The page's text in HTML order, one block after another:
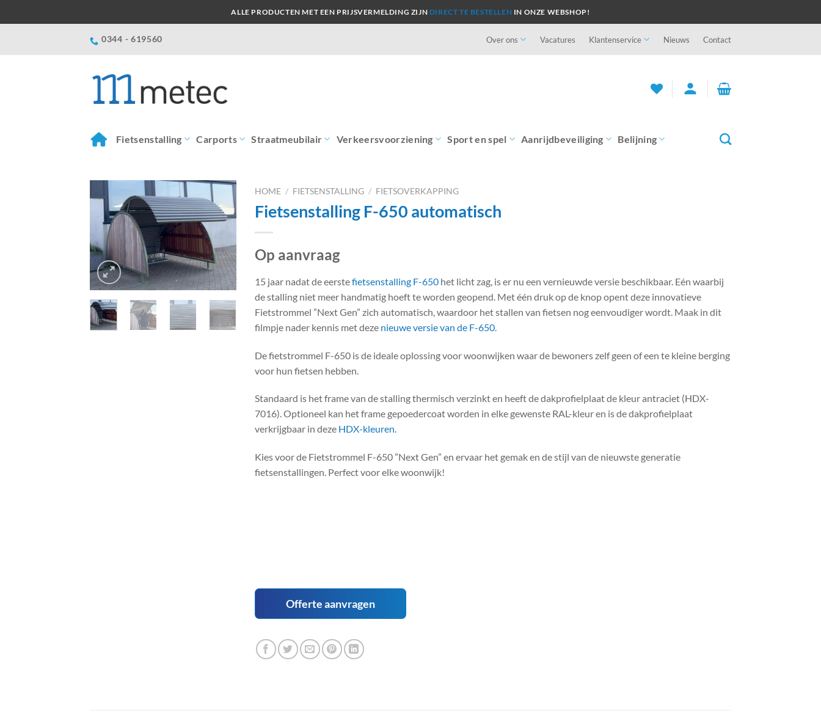
naar
ALLE PRODUCTEN MET EEN PRIJSVERMELDING ZIJN DIRECT TE BESTELLEN IN ONZE WEBSHOP!
0344 - 619560 Over ons Vacatures Klantenservice Nieuws Contact
person
Fietsenstalling Carports Straatmeubilair Verkeersvoorziening Sport en spel Aanrijdbeveiliging Belijning
HOME / FIETSENSTALLING / FIETSOVERKAPPING
Fietsenstalling F-650 automatisch
Op aanvraag
15 jaar nadat de eerstefietsenstalling F-650 het licht zag, is er nu een vernieuwde versie beschikbaar. Eén waarbij
de stalling niet meer handmatig hoeft te worden geopend. Met één druk op de knop opent deze innovatieve
Fietstrommel ”Next Gen” zich automatisch, waardoor het stallen van fietsen nog eenvoudiger wordt. Maak in dit
filmpje nader kennis met deze nieuwe versie van de F-650
De fietstrommel F-650 is de ideale oplossing voor woonwijken waar de bewoners zelf geen of een te kleine berging
voor hun fietsen hebben.
Standaard is het frame van de stalling thermisch verzinkt en heeft de dakprofielplaat de kleur antraciet (HDX-
7016). Optioneel kan het frame gepoedercoat worden in elke gewenste RAL-kleur en is de dakprofielplaat
verkrijgbaar in deze HDX-kleuren.
Kies voor de Fietstrommel F-650 ”Next Gen” en ervaar het gemak en de stijl van de nieuwste generatie
fietsenstallingen. Perfect voor elke woonwijk!
Offerte aanvragen